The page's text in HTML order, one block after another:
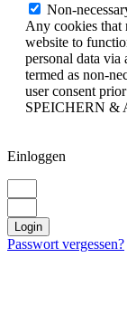
Non-
Any cookies that
website to
personal data via
termed as non-
user consent
SPEICHERN &
Einloggen
Login
Passwort vergessen?